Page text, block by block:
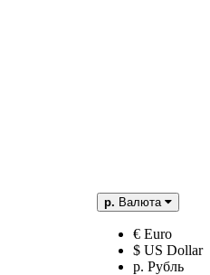
р. Валюта
€ Euro
$ US Dollar
р. Рубль